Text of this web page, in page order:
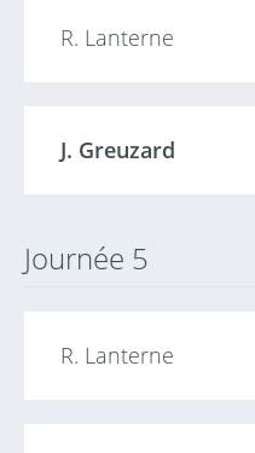
R. Lanterne
J. Greuzard
Journée 5
R. Lanterne